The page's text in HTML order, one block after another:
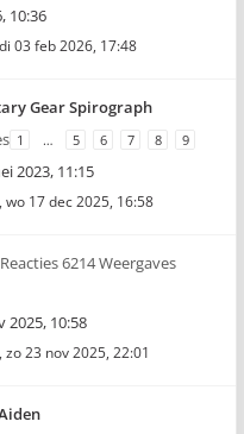
10:36
di 03 feb 2026, 17:48
Gear Spirograph
1 … 5 6 7 8 9
2023, 11:15
, wo 17 dec 2025, 16:58
6214 Weergaves
2025, 10:58
, zo 23 nov 2025, 22:01